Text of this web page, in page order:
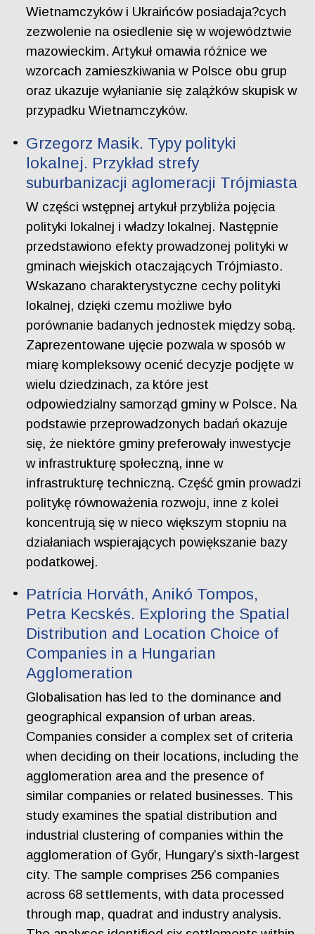
Wietnamczyków i Ukraińców posiadaja?cych
zezwolenie na osiedlenie się w województwie
mazowieckim. Artykuł omawia różnice we
wzorcach zamieszkiwania w Polsce obu grup
oraz ukazuje wyłanianie się zalążków skupisk w
przypadku Wietnamczyków.
Grzegorz Masik. Typy polityki
lokalnej. Przykład strefy
suburbanizacji aglomeracji Trójmiasta
W części wstępnej artykuł przybliża pojęcia
polityki lokalnej i władzy lokalnej. Następnie
przedstawiono efekty prowadzonej polityki w
gminach wiejskich otaczających Trójmiasto.
Wskazano charakterystyczne cechy polityki
lokalnej, dzięki czemu możliwe było
porównanie badanych jednostek między sobą.
Zaprezentowane ujęcie pozwala w sposób w
miarę kompleksowy ocenić decyzje podjęte w
wielu dziedzinach, za które jest
odpowiedzialny samorząd gminy w Polsce. Na
podstawie przeprowadzonych badań okazuje
się, że niektóre gminy preferowały inwestycje
w infrastrukturę społeczną, inne w
infrastrukturę techniczną. Część gmin prowadzi
politykę równoważenia rozwoju, inne z kolei
koncentrują się w nieco większym stopniu na
działaniach wspierających powiększanie bazy
podatkowej.
Patrícia Horváth, Anikó Tompos,
Petra Kecskés. Exploring the Spatial
Distribution and Location Choice of
Companies in a Hungarian
Agglomeration
Globalisation has led to the dominance and
geographical expansion of urban areas.
Companies consider a complex set of criteria
when deciding on their locations, including the
agglomeration area and the presence of
similar companies or related businesses. This
study examines the spatial distribution and
industrial clustering of companies within the
agglomeration of Győr, Hungary’s sixth-largest
city. The sample comprises 256 companies
across 68 settlements, with data processed
through map, quadrat and industry analysis.